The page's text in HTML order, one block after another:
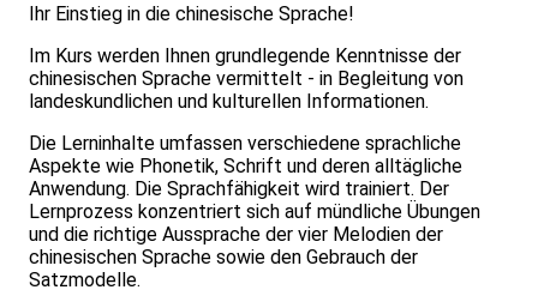
Ihr Einstieg in die chinesische Sprache!
Im Kurs werden Ihnen grundlegende Kenntnisse der
chinesischen Sprache vermittelt - in Begleitung von
landeskundlichen und kulturellen Informationen.
Die Lerninhalte umfassen verschiedene sprachliche
Aspekte wie Phonetik, Schrift und deren alltägliche
Anwendung. Die Sprachfähigkeit wird trainiert. Der
Lernprozess konzentriert sich auf mündliche Übungen
und die richtige Aussprache der vier Melodien der
chinesischen Sprache sowie den Gebrauch der
Satzmodelle.